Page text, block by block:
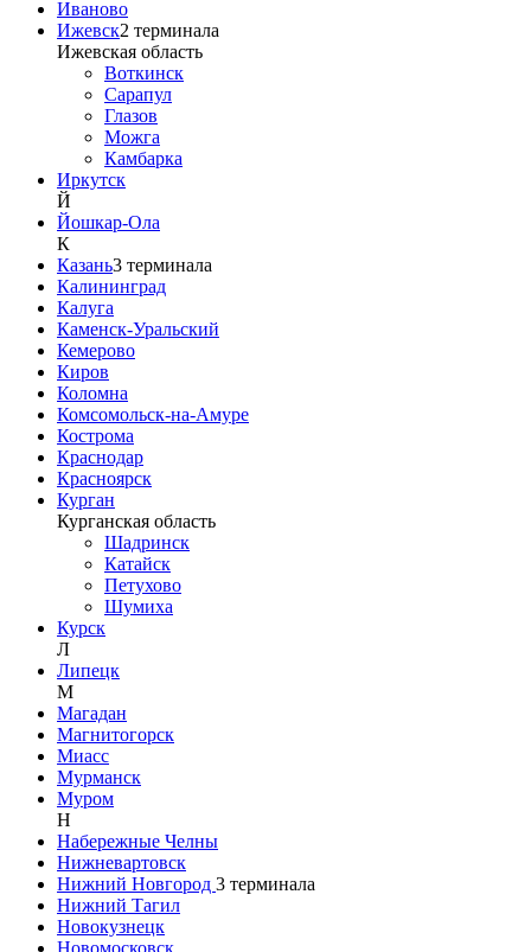
Иваново
Ижевск2 терминала
Ижевская область
Воткинск
Сарапул
Глазов
Можга
Камбарка
Иркутск
Й
Йошкар-Ола
К
Казань3 терминала
Калининград
Калуга
Каменск-Уральский
Кемерово
Киров
Коломна
Комсомольск-на-Амуре
Кострома
Краснодар
Красноярск
Курган
Курганская область
Шадринск
Катайск
Петухово
Шумиха
Курск
Л
Липецк
М
Магадан
Магнитогорск
Миасс
Мурманск
Муром
Н
Набережные Челны
Нижневартовск
Нижний Новгород 3 терминала
Нижний Тагил
Новокузнецк
Новомосковск